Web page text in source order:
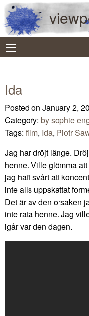
Ida
Posted on January 2,
Category: by sophie
Tags: film, Ida, Piotr
Jag har dröjt länge.
henne. Ville glömma
jag haft svårt att
inte alls uppskattat
Det är av den orsaken
inte rata henne. Jag
igår var den dagen.